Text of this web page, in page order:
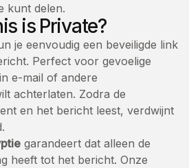
kunt delen.
is Private?
je eenvoudig een beveiligde link
Perfect voor gevoelige
e-mail of andere
achterlaten. Zodra de
en het bericht leest, verdwijnt
garandeert dat alleen de
heeft tot het bericht. Onze